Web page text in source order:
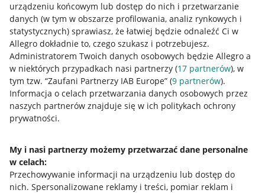
urządzeniu końcowym lub dostęp do nich i przetwarzanie
danych (w tym w obszarze profilowania, analiz rynkowych i
statystycznych) sprawiasz, że łatwiej będzie odnaleźć Ci w
Allegro dokładnie to, czego szukasz i potrzebujesz.
Administratorem Twoich danych osobowych będzie Allegro a
w niektórych przypadkach nasi partnerzy (17 partnerów), w
tym tzw. “Zaufani Partnerzy IAB Europe” (9 partnerów).
Informacja o celach przetwarzania danych osobowych przez
naszych partnerów znajduje się w ich politykach ochrony
prywatności.
My i nasi partnerzy możemy przetwarzać dane personalne
w celach:
Przechowywanie informacji na urządzeniu lub dostęp do
nich. Spersonalizowane reklamy i treści, pomiar reklam i
Przydatne informacje
Jak to działa
Allegro Gadane dla sprzedających
Allegro Gadane dla kupujących